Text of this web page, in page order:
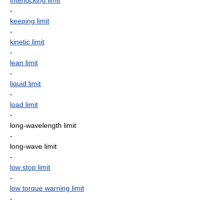
-
keeping limit
-
kinetic limit
-
lean limit
-
liquid limit
-
load limit
-
long-wavelength limit
-
long-wave limit
-
low stop limit
-
low torque warning limit
-